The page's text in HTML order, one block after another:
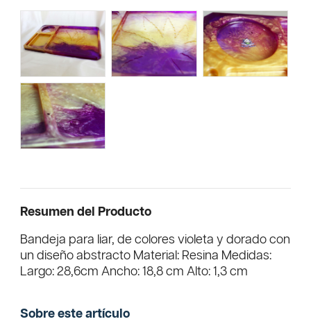
Resumen del Producto
Bandeja para liar, de colores violeta y dorado con
un diseño abstracto Material: Resina Medidas:
Largo: 28,6cm Ancho: 18,8 cm Alto: 1,3 cm
Sobre este artículo